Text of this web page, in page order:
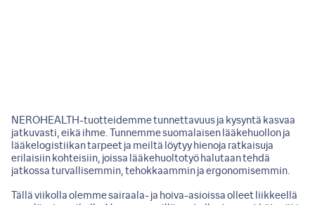
NEROHEALTH-tuotteidemme tunnettavuus ja kysyntä kasvaa
jatkuvasti, eikä ihme. Tunnemme suomalaisen lääkehuollon ja
lääkelogistiikan tarpeet ja meiltä löytyy hienoja ratkaisuja
erilaisiin kohteisiin, joissa lääkehuoltotyö halutaan tehdä
jatkossa turvallisemmin, tehokkaammin ja ergonomisemmin.
Tällä viikolla olemme sairaala- ja hoiva-asioissa olleet liikkeellä